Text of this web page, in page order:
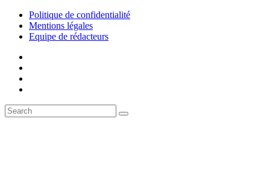
Politique de confidentialité
Mentions légales
Equipe de rédacteurs